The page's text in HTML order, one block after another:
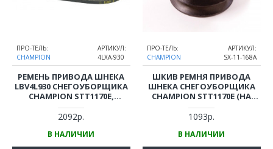
ПРО-ТЕЛЬ:
CHAMPION
АРТИКУЛ:
4LXA-930
РЕМЕНЬ ПРИВОДА ШНЕКА
LBV4L930 СНЕГОУБОРЩИКА
CHAMPION STT1170E,
ST861BS TRUFLEX
2092р.
В НАЛИЧИИ
ПРО-ТЕЛЬ:
CHAMPION
АРТИКУЛ:
SX-11-168A
ШКИВ РЕМНЯ ПРИВОДА
ШНЕКА СНЕГОУБОРЩИКА
CHAMPION STT1170E (НА
ДВИГАТЕЛЬ)
1093р.
В НАЛИЧИИ